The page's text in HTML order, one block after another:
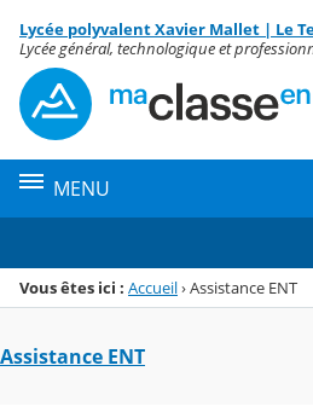
Menu de la rubrique
Contenu
Lycée polyvalent Xavier Mallet | Le
Lycée général, technologique et
MENU
Vous êtes ici : Accueil›Assistance ENT
Assistance ENT